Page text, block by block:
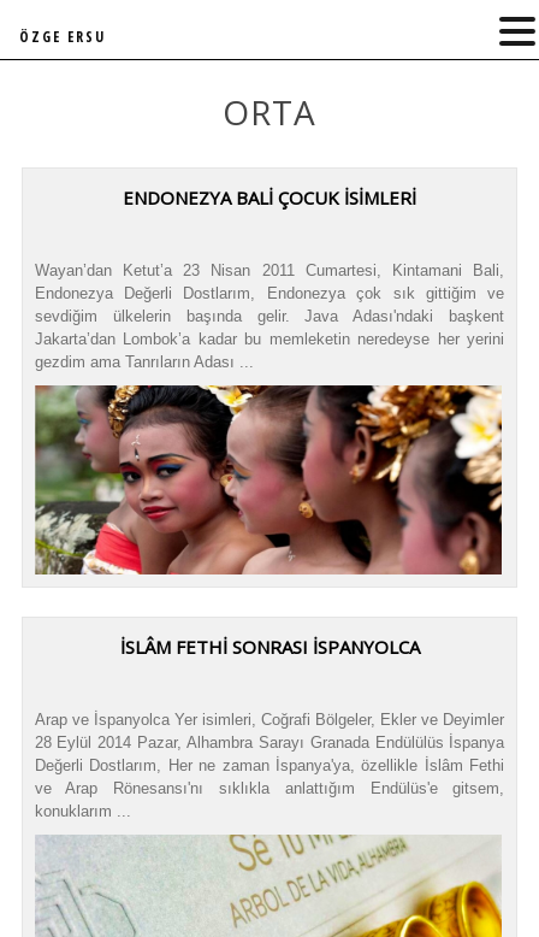
ORTA
ENDONEZYA BALİ ÇOCUK İSİMLERİ
Wayan’dan Ketut’a 23 Nisan 2011 Cumartesi, Kintamani Bali,
Endonezya Değerli Dostlarım, Endonezya çok sık gittiğim ve
sevdiğim ülkelerin başında gelir. Java Adası'ndaki başkent
Jakarta’dan Lombok’a kadar bu memleketin neredeyse her yerini
gezdim ama Tanrıların Adası ...
İSLÂM FETHİ SONRASI İSPANYOLCA
Arap ve İspanyolca Yer isimleri, Coğrafi Bölgeler, Ekler ve Deyimler
28 Eylül 2014 Pazar, Alhambra Sarayı Granada Endülülüs İspanya
Değerli Dostlarım, Her ne zaman İspanya'ya, özellikle İslâm Fethi
ve Arap Rönesansı'nı sıklıkla anlattığım Endülüs'e gitsem,
konuklarım ...
ÖZGE ERSU